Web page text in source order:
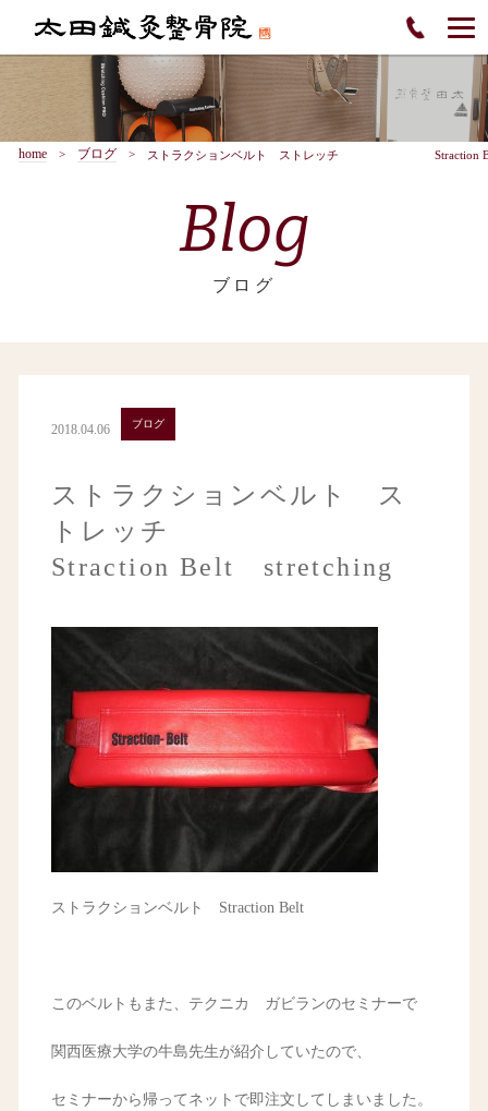
home ブログ ストラクションベルト ストレッチ Straction
Blog
ブログ
2018.04.06 ブログ
ストラクションベルト ス
トレッチ
Straction Belt stretching
ストラクションベルト Straction Belt
このベルトもまた、テクニカ ガビランのセミナーで
関西医療大学の牛島先生が紹介していたので、
セミナーから帰ってネットで即注文してしまいました。